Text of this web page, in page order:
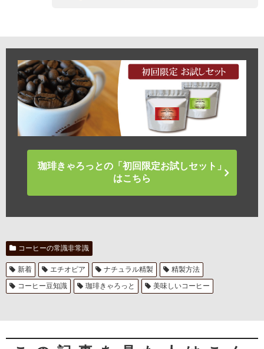
珈琲きゃろっとの「初回限定お試しセット」
はこちら
コーヒーの常識非常識
新着 エチオピア ナチュラル精製
精製方法
コーヒー豆知識
珈琲きゃろっと 美味しいコーヒー